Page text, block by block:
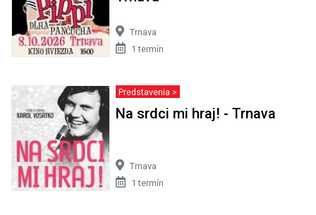
Trnava
1 termín
Predstavenia >
Na srdci mi hraj! - Trnava
Trnava
1 termín